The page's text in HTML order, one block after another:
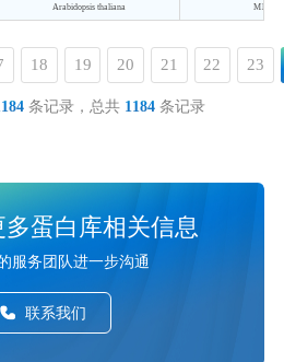
Arabidopsis thaliana M1-
条记录，总共 1184 条记录
18 19 20 21 22 23
蛋白库相关信息
服务团队进一步沟通
联系我们